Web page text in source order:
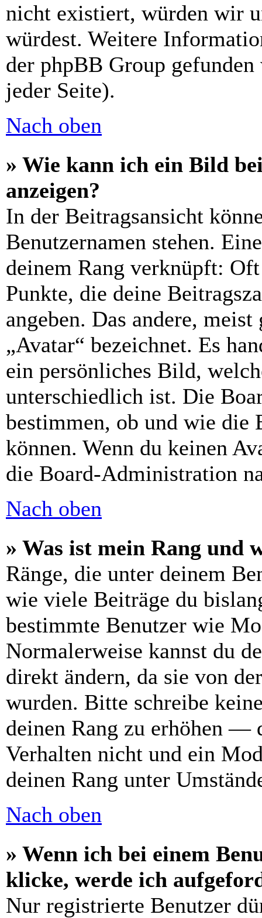
nicht existiert, würden wir
würdest. Weitere
der phpBB Group
jeder Seite).
Nach oben
» Wie kann ich ein Bild
anzeigen?
In der Beitragsansicht
Benutzernamen stehen.
deinem Rang verknüpft:
Punkte, die deine
angeben. Das andere,
„Avatar“ bezeichnet. Es
ein persönliches Bild,
unterschiedlich ist. Die
bestimmen, ob und wie die
können. Wenn du keinen
die Board-Administration
Nach oben
» Was ist mein Rang und
Ränge, die unter deinem
wie viele Beiträge du
bestimmte Benutzer wie
Normalerweise kannst du
direkt ändern, da sie von
wurden. Bitte schreibe
deinen Rang zu erhöhen —
Verhalten nicht und ein
deinen Rang unter
Nach oben
» Wenn ich bei einem
klicke, werde ich
Nur registrierte Benutzer